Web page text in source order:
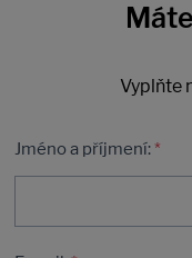
Vyplňte
Jméno a příjmení:*